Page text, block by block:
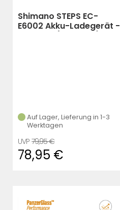
Shimano STEPS EC-
E6002 Akku-Ladegerät -
Auf Lager, Lieferung in 1-3
Werktagen
79,95 €
78,95 €